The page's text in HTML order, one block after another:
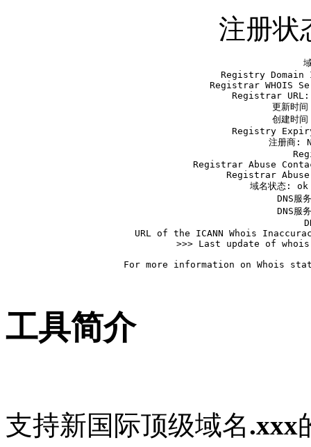
注册状
Registry Domain
Registrar WHOIS
Registrar
更新时
创建时
Registry
注册商:
Registrar Abuse
Registrar
域名状态:
DNS服
DNS服
URL of the ICANN Whois
>>> Last update of whois
For more information on Whois
工具简介
支持新国际顶级域名.xxx